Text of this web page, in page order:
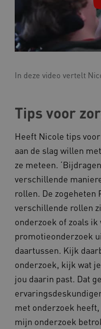
In deze video vertelt
Tips voor
Heeft Nicole tips
aan de slag willen
ze meteen.
verschillende
rollen. De
verschillende rollen
onderzoek of zoals ik
promotieonderzoek
daartussen. Kijk
onderzoek, kijk wat
jou daarin past. Dat
met onderzoek
mijn onderzoek
UMB_SESSION
Naam
_ga
Naam
FPID
BCSessionID